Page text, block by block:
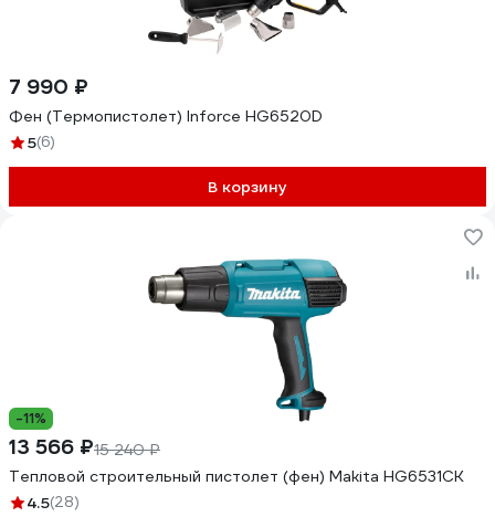
7 990 ₽
Фен (Термопистолет) Inforce HG6520D
5(6)
В корзину
-11%
13 566 ₽15 240 ₽
Тепловой строительный пистолет (фен) Makita HG6531CK
4.5(28)